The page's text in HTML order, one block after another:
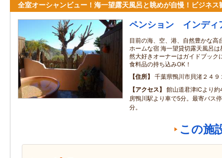
全室オーシャンビュー！海一望露天風呂と眺めが自慢！ビジネス
ペンション インディ
目前の海、空、港、自然豊かな高
ホームな宿 海一望貸切露天風呂
然大好きオーナーはガイドブッ
食料品の持ち込みOK！
住所
千葉県鴨川市貝渚２４９
アクセス
館山道君津ICより
房鴨川駅より車で5分。最寄バス
分。
この施